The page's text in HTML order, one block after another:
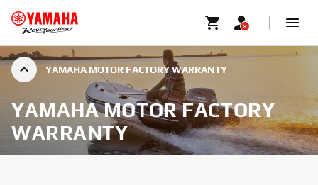
YAMAHA MOTOR FACTORY WARRANTY
YAMAHA MOTOR FACTORY
WARRANTY